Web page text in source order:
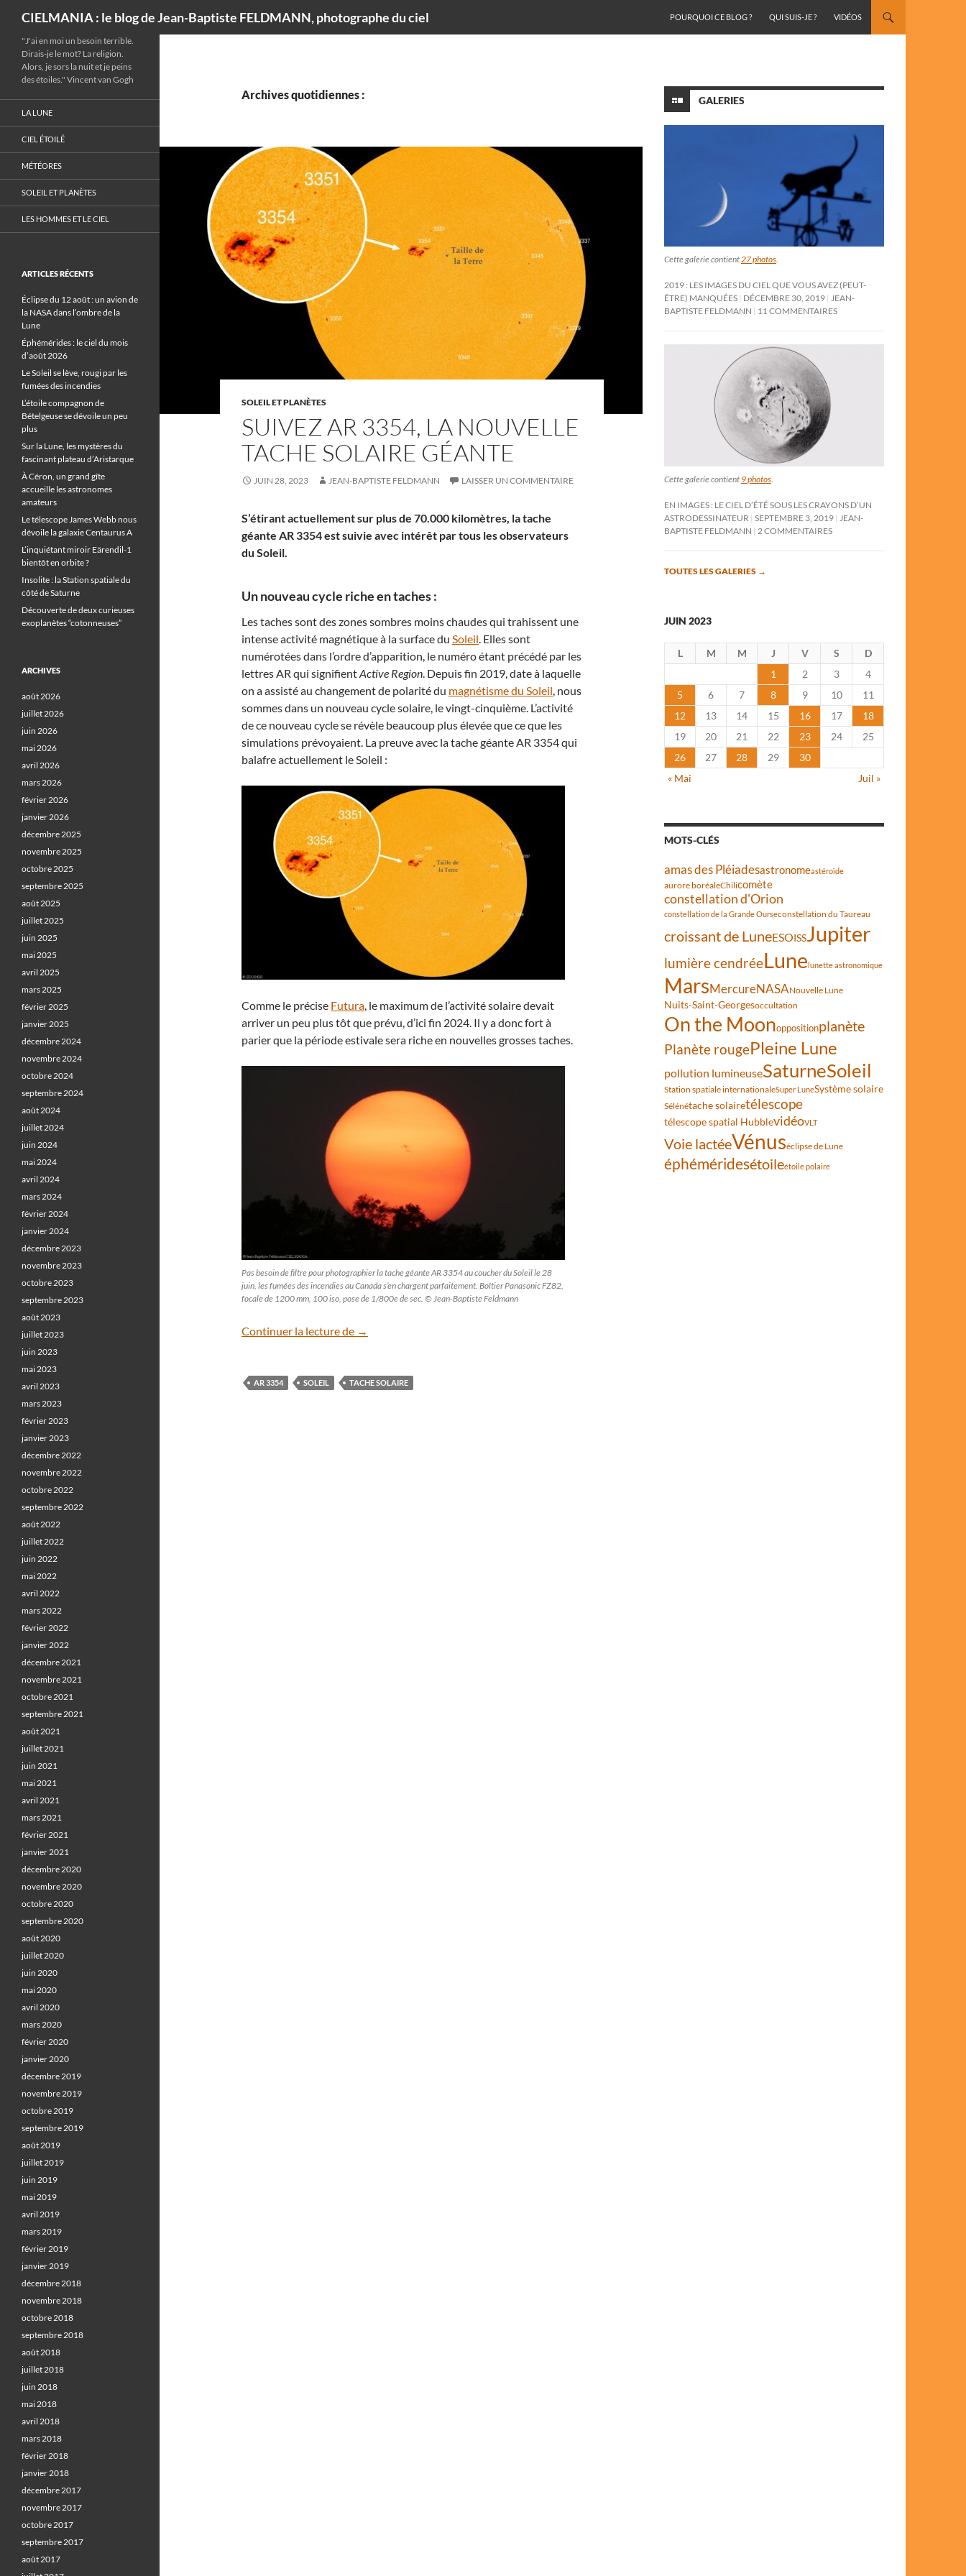
CIELMANIA : le blog de Jean-Baptiste FELDMANN, photographe du ciel
POURQUOI CE BLOG ?
QUI SUIS-JE ? VIDÉOS
Archives quotidiennes :
SOLEIL ET PLANÈTES
SUIVEZ AR 3354, LA NOUVELLE
TACHE SOLAIRE GÉANTE
JUIN 28, 2023 JEAN-BAPTISTE FELDMANN LAISSER UN COMMENTAIRE
S’étirant actuellement sur plus de 70.000 kilomètres, la tache
géante AR 3354 est suivie avec intérêt par tous les observateurs
du Soleil.
Un nouveau cycle riche en taches :
Les taches sont des zones sombres moins chaudes qui trahissent une
intense activité magnétique à la surface du Soleil. Elles sont
numérotées dans l’ordre d’apparition, le numéro étant précédé par les
lettres AR qui signifientActive Region. Depuis fin 2019, date à laquelle
on a assisté au changement de polarité du magnétisme du Soleil, nous
sommes dans un nouveau cycle solaire, le vingt-cinquième. L’activité
de ce nouveau cycle se révèle beaucoup plus élevée que ce que les
simulations prévoyaient. La preuve avec la tache géante AR 3354 qui
balafre actuellement le Soleil :
Comme le précise Futura, le maximum de l’activité solaire devait
arriver un peu plus tôt que prévu, d’ici fin 2024. Il y a donc fort à
parier que la période estivale sera riche en nouvelles grosses taches.
Pas besoin de filtre pour photographier la tache géante AR 3354 au coucher du Soleil le 28
juin, les fumées des incendies au Canada s’en chargent parfaitement. Boîtier Panasonic FZ82,
focale de 1200 mm, 100 iso, pose de 1/800e de sec. © Jean-Baptiste Feldmann
Continuer la lecture de Suivez AR 3354, la nouvelle tache solaire géante
→
AR 3354 SOLEIL TACHE SOLAIRE
GALERIES
Cette galerie contient27 photos.
2019 : LES IMAGES DU CIEL QUE VOUS AVEZ (PEUT-
ÊTRE) MANQUÉES DÉCEMBRE 30, 2019 JEAN-
BAPTISTE FELDMANN
11 COMMENTAIRES
Cette galerie contient 9 photos
EN IMAGES : LE CIEL D’ÉTÉ SOUS LES CRAYONS D’UN
ASTRODESSINATEUR SEPTEMBRE 3, 2019
JEAN-
BAPTISTE FELDMANN
2 COMMENTAIRES
TOUTES LES GALERIES →
JUIN 2023
L M M J V S
D
1
2 3
4
5
6 7 8 9 10
11
12
13 14 15 16 17
18
19
20 21 22 23 24
25
26
27 28 29
30
« Mai
Juil »
MOTS-CLÉS
amas des Pléiadesastronomeastéroïde
aurore boréaleChilicomète
constellation d'Orion
constellation de la Grande Ourseconstellation du Taureau
croissant de LuneESOISSJupiter
lumière cendréeLunelunette astronomique
MarsMercureNASANouvelle Lune
Nuits-Saint-Georgesoccultation
On the Moonoppositionplanète
Planète rougePleine Lune
pollution lumineuseSaturneSoleil
Station spatiale internationaleSuper LuneSystème solaire
Sélénétache solairetélescope
télescope spatial HubblevidéoVLT
Voie lactéeVénuséclipse de Lune
éphéméridesétoileétoile polaire
"J'ai en moi un besoin terrible.
Dirais-je le mot? La religion.
Alors, je sors la nuit et je peins
des étoiles." Vincent van Gogh
LA LUNE
CIEL ÉTOILÉ
MÉTÉORES
SOLEIL ET PLANÈTES
LES HOMMES ET LE CIEL
ARTICLES RÉCENTS
Éclipse du 12 août : un avion de
la NASA dans l’ombre de la
Lune
Éphémérides : le ciel du mois
d’août 2026
Le Soleil se lève, rougi par les
fumées des incendies
L’étoile compagnon de
Bételgeuse se dévoile un peu
plus
Sur la Lune, les mystères du
fascinant plateau d’Aristarque
À Céron, un grand gîte
accueille les astronomes
amateurs
Le télescope James Webb nous
dévoile la galaxie Centaurus A
L’inquiétant miroir Eärendil-1
bientôt en orbite ?
Insolite : la Station spatiale du
côté de Saturne
Découverte de deux curieuses
exoplanètes “cotonneuses”
ARCHIVES
août 2026
juillet 2026
juin 2026
mai 2026
avril 2026
mars 2026
février 2026
janvier 2026
décembre 2025
novembre 2025
octobre 2025
septembre 2025
août 2025
juillet 2025
juin 2025
mai 2025
avril 2025
mars 2025
février 2025
janvier 2025
décembre 2024
novembre 2024
octobre 2024
septembre 2024
août 2024
juillet 2024
juin 2024
mai 2024
avril 2024
mars 2024
février 2024
janvier 2024
décembre 2023
novembre 2023
octobre 2023
septembre 2023
août 2023
juillet 2023
juin 2023
mai 2023
avril 2023
mars 2023
février 2023
janvier 2023
décembre 2022
novembre 2022
octobre 2022
septembre 2022
août 2022
juillet 2022
juin 2022
mai 2022
avril 2022
mars 2022
février 2022
janvier 2022
décembre 2021
novembre 2021
octobre 2021
septembre 2021
août 2021
juillet 2021
juin 2021
mai 2021
avril 2021
mars 2021
février 2021
janvier 2021
décembre 2020
novembre 2020
octobre 2020
septembre 2020
août 2020
juillet 2020
juin 2020
mai 2020
avril 2020
mars 2020
février 2020
janvier 2020
décembre 2019
novembre 2019
octobre 2019
septembre 2019
août 2019
juillet 2019
juin 2019
mai 2019
avril 2019
mars 2019
février 2019
janvier 2019
décembre 2018
novembre 2018
octobre 2018
septembre 2018
août 2018
juillet 2018
juin 2018
mai 2018
avril 2018
mars 2018
février 2018
janvier 2018
décembre 2017
novembre 2017
octobre 2017
septembre 2017
août 2017